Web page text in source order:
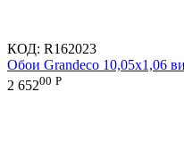
КОД: R162023
Обои Grandeco 10,05х1,06
2 65200 Р